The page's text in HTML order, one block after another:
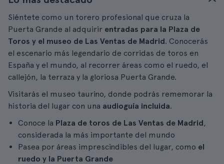
Siéntete como un torero profesional que cruza la
Puerta Grande al adquirir entradas para la Plaza de
Toros y el museo de Las Ventas de Madrid. Conocerás
el escenario más legendario de corridas de toros en
España y el mundo, al recorrer áreas como el ruedo, el
callejón, la terraza y la gloriosa Puerta Grande.
Visitarás el museo taurino, donde podrás rememorar la
historia del lugar con una audioguía incluida.
Conoce la Plaza de toros de Las Ventas de Madrid,
considerada la más importante del mundo
Pasea por áreas imprescindibles del lugar, como el
ruedo y la Puerta Grande